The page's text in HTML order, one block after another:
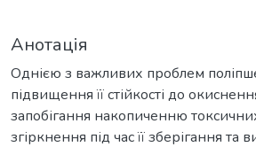
Анотація
Однією з важливих проблем
підвищення її стійкості до
запобігання накопиченню
згіркнення під час її зберігання та